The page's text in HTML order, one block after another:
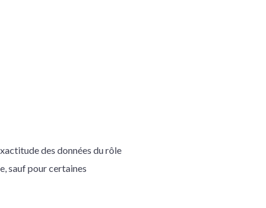
des données du rôle
sauf pour certaines